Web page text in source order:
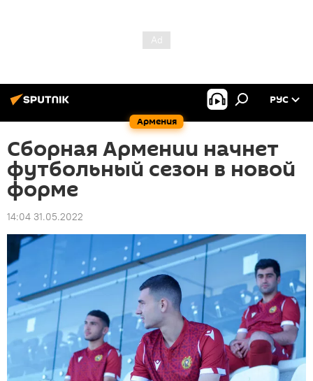
Армения
РУС
Сборная Армении начнет
футбольный сезон в новой
форме
14:04 31.05.2022